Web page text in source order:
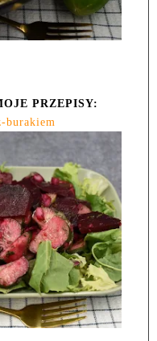
PRZEPISY:
burakiem